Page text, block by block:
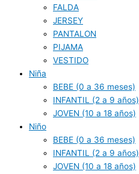
FALDA
JERSEY
PANTALON
PIJAMA
VESTIDO
Niña
BEBE (0 a 36 meses)
INFANTIL (2 a 9 años)
JOVEN (10 a 18 años)
Niño
BEBE (0 a 36 meses)
INFANTIL (2 a 9 años)
JOVEN (10 a 18 años)